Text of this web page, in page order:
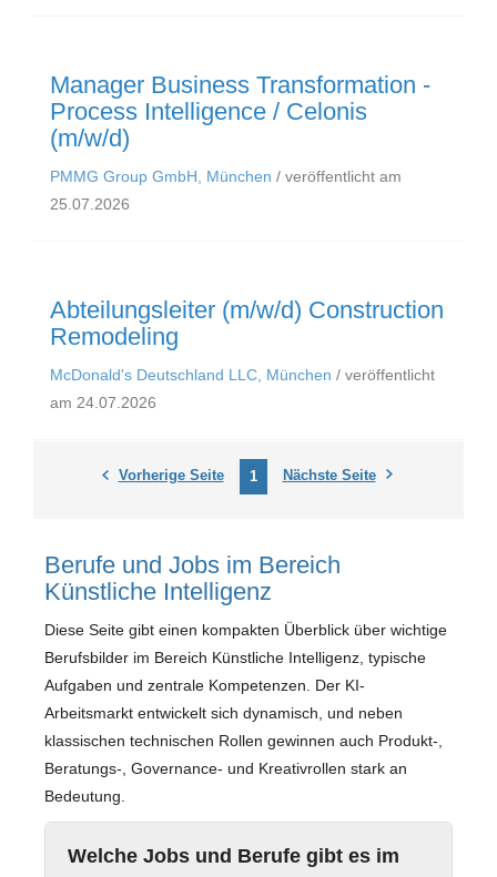
Manager Business Transformation -
Process Intelligence / Celonis
(m/w/d)
PMMG Group GmbH, München / veröffentlicht am
25.07.2026
Abteilungsleiter (m/w/d) Construction
Remodeling
McDonald's Deutschland LLC, München / veröffentlicht
am 24.07.2026
Vorherige Seite 1 Nächste Seite
Berufe und Jobs im Bereich
Künstliche Intelligenz
Diese Seite gibt einen kompakten Überblick über wichtige
Berufsbilder im Bereich Künstliche Intelligenz, typische
Aufgaben und zentrale Kompetenzen. Der KI-
Arbeitsmarkt entwickelt sich dynamisch, und neben
klassischen technischen Rollen gewinnen auch Produkt-,
Beratungs-, Governance- und Kreativrollen stark an
Bedeutung.
Welche Jobs und Berufe gibt es im